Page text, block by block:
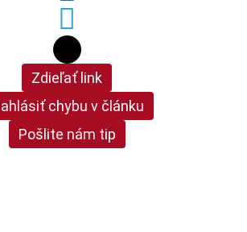
Zdieľať link
chybu v článku
Pošlite nám tip